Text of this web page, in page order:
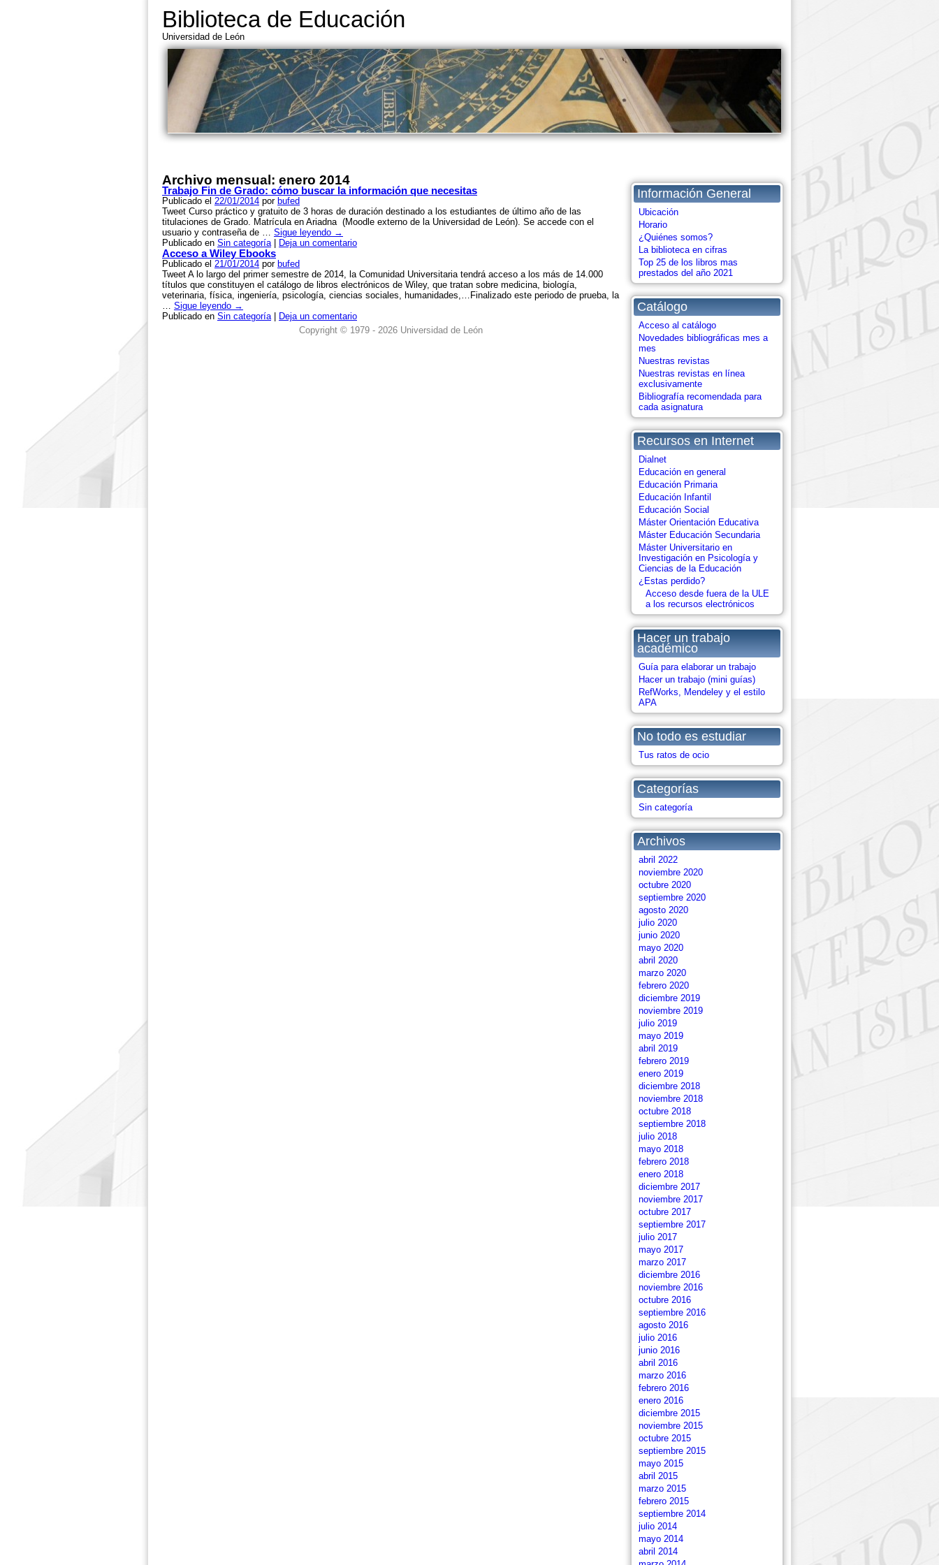
Biblioteca de Educación
Universidad de León
Información General
Ubicación
Horario
¿Quiénes somos?
La biblioteca en cifras
Top 25 de los libros mas
prestados del año 2021
Catálogo
Acceso al catálogo
Novedades bibliográficas mes a
mes
Nuestras revistas
Nuestras revistas en línea
exclusivamente
Bibliografía recomendada para
cada asignatura
Recursos en Internet
Dialnet
Educación en general
Educación Primaria
Educación Infantil
Educación Social
Máster Orientación Educativa
Máster Educación Secundaria
Máster Universitario en
Investigación en Psicología y
Ciencias de la Educación
¿Estas perdido?
Acceso desde fuera de la ULE
a los recursos electrónicos
Hacer un trabajo
académico
Guía para elaborar un trabajo
Hacer un trabajo (mini guías)
RefWorks, Mendeley y el estilo
APA
No todo es estudiar
Tus ratos de ocio
Categorías
Sin categoría
Archivos
abril 2022
noviembre 2020
octubre 2020
septiembre 2020
agosto 2020
julio 2020
junio 2020
mayo 2020
abril 2020
marzo 2020
febrero 2020
diciembre 2019
noviembre 2019
julio 2019
mayo 2019
abril 2019
febrero 2019
enero 2019
diciembre 2018
noviembre 2018
octubre 2018
septiembre 2018
julio 2018
mayo 2018
febrero 2018
enero 2018
diciembre 2017
noviembre 2017
octubre 2017
septiembre 2017
julio 2017
mayo 2017
marzo 2017
diciembre 2016
noviembre 2016
octubre 2016
septiembre 2016
agosto 2016
julio 2016
junio 2016
abril 2016
marzo 2016
febrero 2016
enero 2016
diciembre 2015
noviembre 2015
octubre 2015
septiembre 2015
mayo 2015
abril 2015
marzo 2015
febrero 2015
septiembre 2014
julio 2014
mayo 2014
abril 2014
Archivo mensual: enero 2014
Trabajo Fin de Grado: cómo buscar la información que necesitas
Publicado el 22/01/2014 por bufed
Tweet Curso práctico y gratuito de 3 horas de duración destinado a los estudiantes de último año de las
titulaciones de Grado. Matrícula en Ariadna (Moodle externo de la Universidad de León). Se accede con el
usuario y contraseña de … Sigue leyendo →
Publicado en Sin categoría Deja un comentario
Acceso a Wiley Ebooks
Publicado el 21/01/2014 por bufed
Tweet A lo largo del primer semestre de 2014, la Comunidad Universitaria tendrá acceso a los más de 14.000
títulos que constituyen el catálogo de libros electrónicos de Wiley, que tratan sobre medicina, biología,
veterinaria, física, ingeniería, psicología, ciencias sociales, humanidades,…Finalizado este periodo de prueba, la
… Sigue leyendo →
Publicado en Sin categoría
Deja un comentario
Copyright © 1979 - 2026 Universidad de León